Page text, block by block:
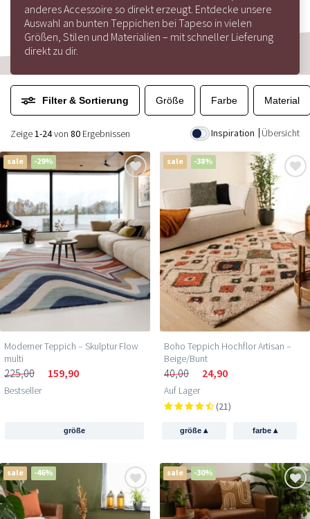
anderes Accessoire so direkt erzeugt. Entdecke unsere
Auswahl an bunten Teppichen bei Tapeso in vielen
Größen, Stilen und Materialien – mit schneller Lieferung
direkt zu dir.
Filter & Sortierung Größe Farbe Material
Inspiration Übersicht
Zeige1-24von 80 Ergebnissen
sale -29%
Moderner Teppich – Skulptur Flow
multi
225,00 159,90
Bestseller
größe
sale -38%
Boho Teppich Hochflor Artisan –
Beige/Bunt
40,00 24,90
Auf Lager
(21)
größe▴ farbe ▴
sale -46% sale -30%